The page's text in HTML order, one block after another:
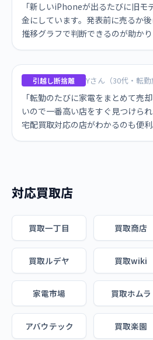
「新しいiPhoneが出るたびに旧モ
金にしています。発表前に売るか
推移グラフで判断できるのが助かり
引越し断捨離 Yさん（30代・転勤
「転勤のたびに家電をまとめて売
いので一番高い店をすぐ見つけら
宅配買取対応の店がわかるのも便利
対応買取店
買取一丁目 買取商店
買取ルデヤ 買取wiki
家電市場 買取ホムラ
アバウテック 買取楽園